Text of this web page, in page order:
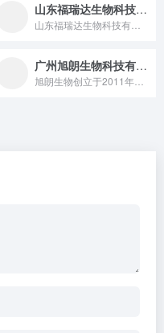
山东福瑞达生物科技有限公司
广州旭朗生物科技有限公司